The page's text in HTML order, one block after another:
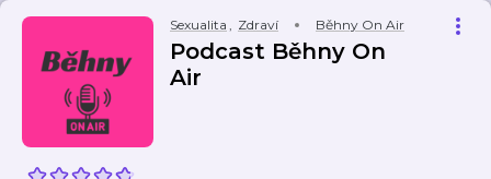
Sexualita , Zdraví Běhny On Air
Podcast Běhny On
Air